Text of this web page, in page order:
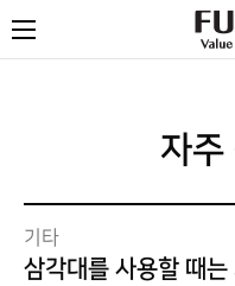
메
뉴
자주
기타
삼각대를 사용할 때